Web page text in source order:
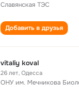
Славянская ТЭС
Добавить в друзья
vitaliy koval
26 лет,Одесса
ОНУ им. Мечникова